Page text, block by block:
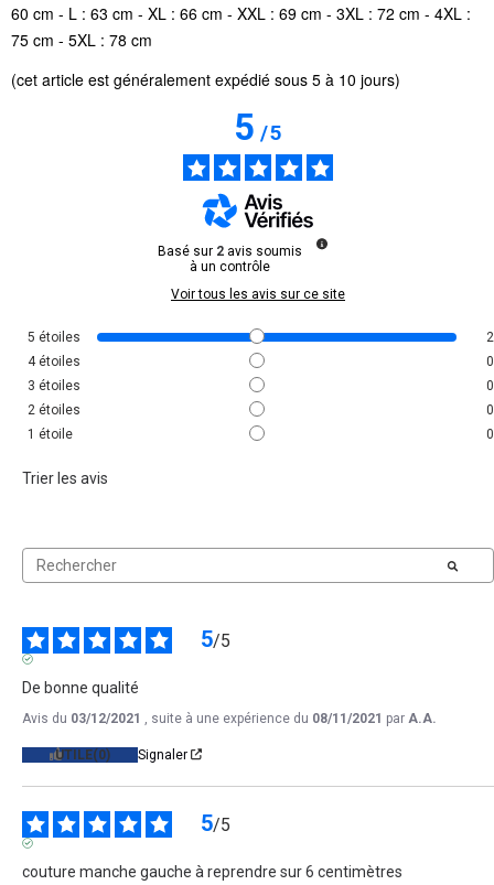
60 cm - L : 63 cm - XL : 66 cm - XXL : 69 cm - 3XL : 72 cm - 4XL :
75 cm - 5XL : 78 cm
(cet article est généralement expédié sous 5 à 10 jours)
5/5
Basé sur 2 avis soumis
à un contrôle
Voir tous les avis sur ce site
5 étoiles
2
4 étoiles
0
3 étoiles
0
2 étoiles
0
1 étoile 0
Trier les avis
5/5
De bonne qualité
Avis du 03/12/2021 , suite à une expérience du 08/11/2021 par A.A.
UTILE(0) Signaler
5/5
couture manche gauche à reprendre sur 6 centimètres